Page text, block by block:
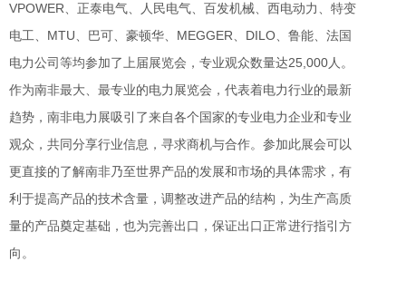
VPOWER、正泰电气、人民电气、百发机械、西电动力、特变
电工、MTU、巴可、豪顿华、MEGGER、DILO、鲁能、法国
电力公司等均参加了上届展览会，专业观众数量达25,000人。
作为南非最大、最专业的电力展览会，代表着电力行业的最新
趋势，南非电力展吸引了来自各个国家的专业电力企业和专业
观众，共同分享行业信息，寻求商机与合作。参加此展会可以
更直接的了解南非乃至世界产品的发展和市场的具体需求，有
利于提高产品的技术含量，调整改进产品的结构，为生产高质
量的产品奠定基础，也为完善出口，保证出口正常进行指引方
向。